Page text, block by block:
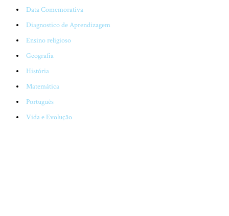
Data Comemorativa
Diagnostico de Aprendizagem
Ensino religioso
Geografia
História
Matemática
Português
Vida e Evolução